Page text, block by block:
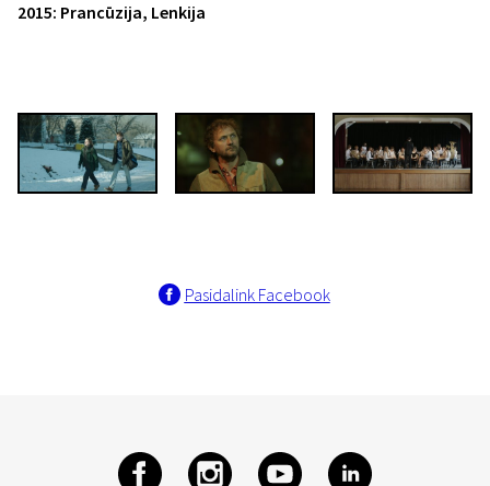
2015: Prancūzija, Lenkija
Pasidalink Facebook